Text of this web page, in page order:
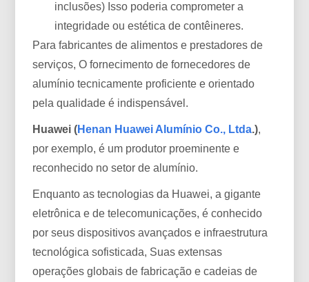
inclusões) Isso poderia comprometer a
integridade ou estética de contêineres.
Para fabricantes de alimentos e prestadores de
serviços, O fornecimento de fornecedores de
alumínio tecnicamente proficiente e orientado
pela qualidade é indispensável.
Huawei (Henan Huawei Alumínio Co., Ltda.),
por exemplo, é um produtor proeminente e
reconhecido no setor de alumínio.
Enquanto as tecnologias da Huawei, a gigante
eletrônica e de telecomunicações, é conhecido
por seus dispositivos avançados e infraestrutura
tecnológica sofisticada, Suas extensas
operações globais de fabricação e cadeias de